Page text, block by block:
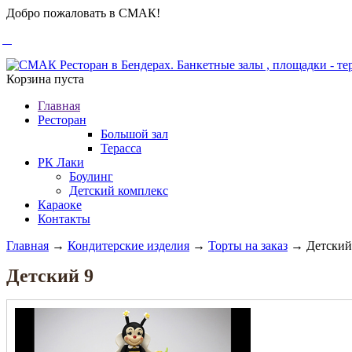
Добро пожаловать в СМАК!
Корзина пуста
Главная
Ресторан
Большой зал
Терасса
РК Лаки
Боулинг
Детский комплекс
Караоке
Контакты
Главная → Кондитерские изделия → Торты на заказ →
Детский 9